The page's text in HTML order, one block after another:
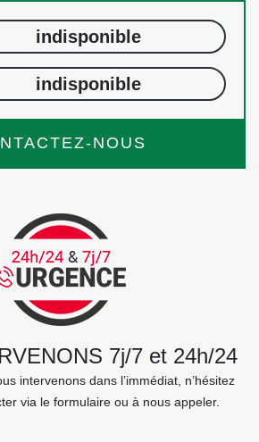
indisponible
indisponible
NOUS
7j/7 et 24h/24
intervenons dans l’immédiat, n’hésitez
via le formulaire ou à nous appeler.